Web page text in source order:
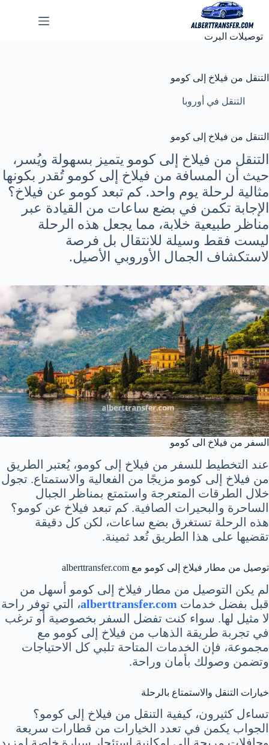
المحتوى
توصيلات البرت
التنقل من فيلاخ إلى كومو
التنقل في أوروبا
التنقل من فيلاخ إلى كومو
التنقل من فيلاخ إلى كومو يتميز بسهولة ويُسر،
حيث أن المسافة من فيلاخ إلى كومو تُقدر بكونها
مثالية لرحلة يوم واحد. كم تبعد كومو عن فيلاخ؟
الإجابة تكمن في بضع ساعات من القيادة عبر
مناظر طبيعية خلابة، مما يجعل هذه الرحلة
ليست فقط وسيلة للانتقال بل فرصة
لاستكشاف الجمال الأوروبي الأصيل.
السفر من فيلاخ الى كومو
عند التخطيط للسفر من فيلاخ إلى كومو، يُعتبر الطريق
من فيلاخ إلى كومو مزيجًا من الفعالية والاستمتاع. تجول
خلال الطرقات المتعرجة واستمتع بمناظر الجبال
الساحرة والبحيرات الصافية. كم تبعد فيلاخ عن كومو؟
هذه الرحلة تستغرق بضع ساعات، لكن كل دقيقة
تقضيها على هذا الطريق تُعد ثمينة.
توصيل من مطار فيلاخ إلى كومو مع alberttransfer.com
لم يكن التوصيل من مطار فيلاخ إلى كومو أسهل من
قبل بفضل خدمات alberttransfer.com، التي توفر راحة
لا مثيل لها. سواء كنت تفضل السفر بخصوصية أو ترغب
في تجربة طريقة الذهاب من فيلاخ إلى كومو مع
مجموعة، فإن الخدمات المتاحة تلبي كل الاحتياجات
وتضمن وصولك بأمان وراحة.
خيارات التنقل والاستمتاع بالرحلة
تساءل كثيرون، كيفية التنقل من فيلاخ إلى كومو؟
الجواب يكمن في تعدد الخيارات من قطارات سريعة